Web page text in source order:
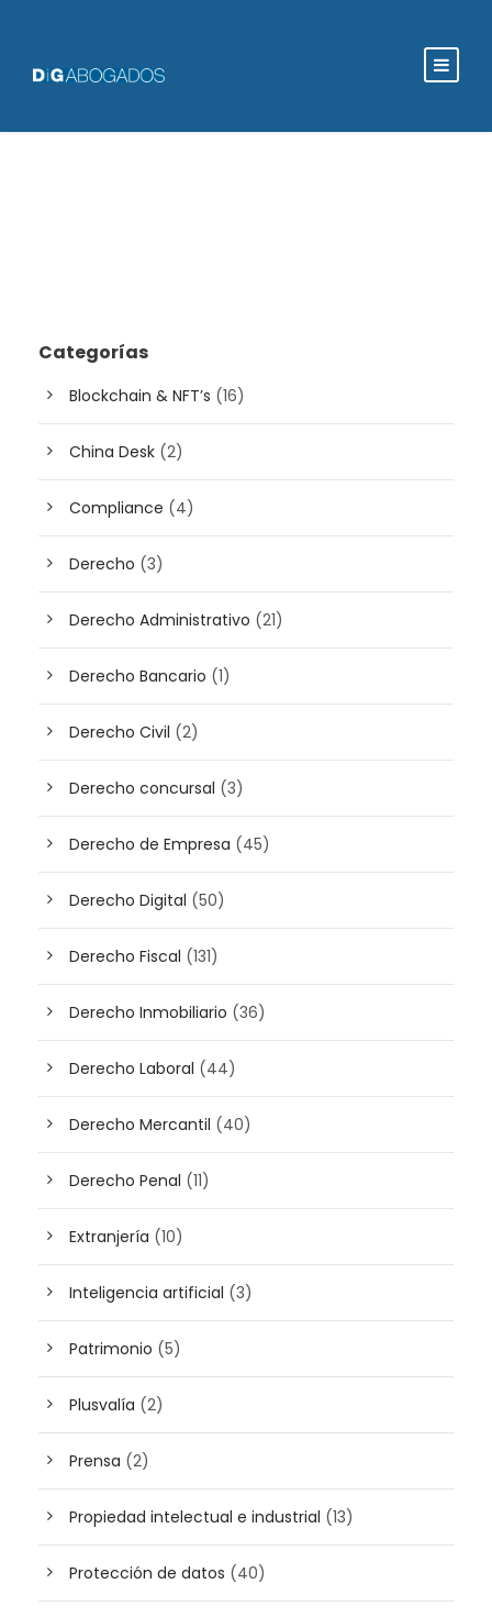
Categorías
Blockchain & NFT’s (16)
China Desk (2)
Compliance (4)
Derecho (3)
Derecho Administrativo (21)
Derecho Bancario (1)
Derecho Civil (2)
Derecho concursal (3)
Derecho de Empresa (45)
Derecho Digital (50)
Derecho Fiscal (131)
Derecho Inmobiliario (36)
Derecho Laboral (44)
Derecho Mercantil (40)
Derecho Penal (11)
Extranjería (10)
Inteligencia artificial (3)
Patrimonio (5)
Plusvalía (2)
Prensa (2)
Propiedad intelectual e industrial (13)
Protección de datos (40)